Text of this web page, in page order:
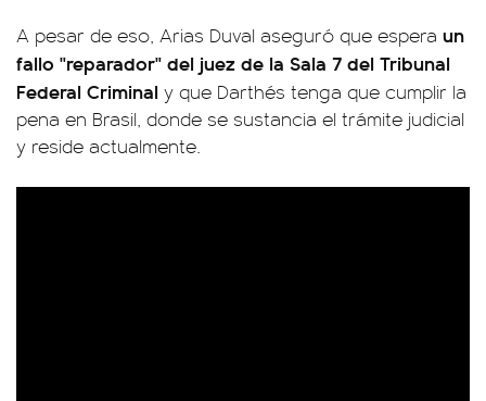
A pesar de eso, Arias Duval aseguró que espera un
fallo "reparador" del juez de la Sala 7 del Tribunal
Federal Criminal y que Darthés tenga que cumplir la
pena en Brasil, donde se sustancia el trámite judicial
y reside actualmente.